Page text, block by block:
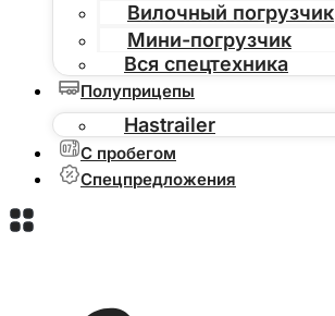
Вилочный погрузчик
Мини-погрузчик
Вся спецтехника
Полуприцепы
Hastrailer
С пробегом
Спецпредложения